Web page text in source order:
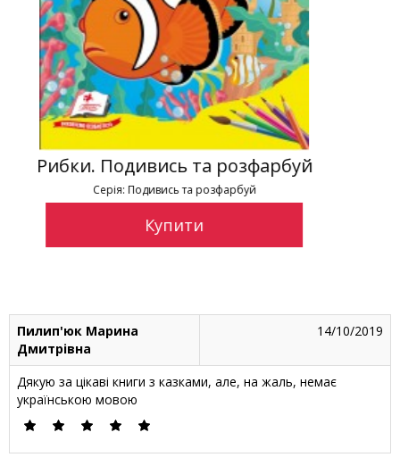
Рибки. Подивись та
Серія: Подивись та
Пилип'юк Марина
Дмитрівна
14/10/2019
Дякую за цікаві книги з казками, але, на жаль, немає
українською мовою